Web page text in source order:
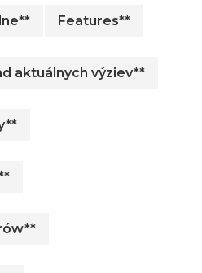
Features**
aktuálnych výziev**